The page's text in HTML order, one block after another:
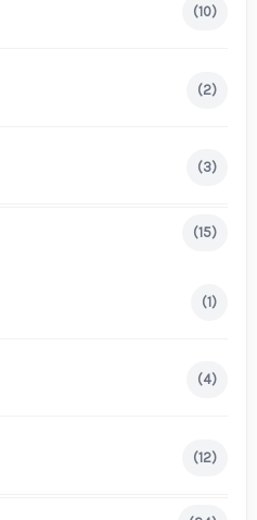
(10)
(2)
(3)
(15)
(1)
(4)
(12)